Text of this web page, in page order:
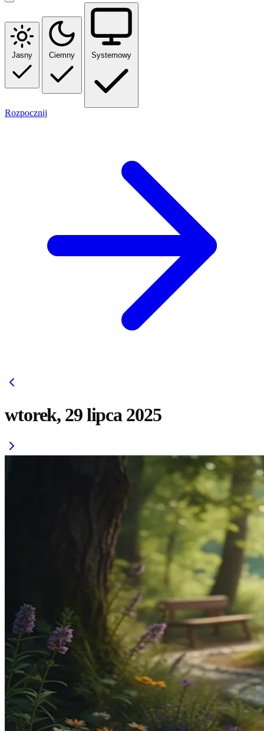
Jasny Ciemny Systemowy
Rozpocznij
wtorek, 29 lipca 2025